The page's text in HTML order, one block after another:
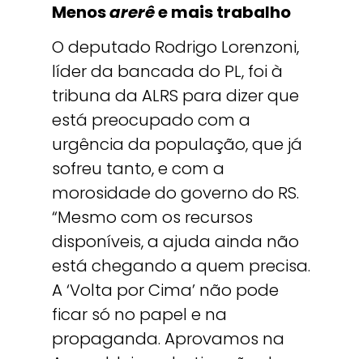
Menosarerêe mais trabalho
O deputado Rodrigo Lorenzoni,
líder da bancada do PL, foi à
tribuna da ALRS para dizer que
está preocupado com a
urgência da população, que já
sofreu tanto, e com a
morosidade do governo do RS.
“Mesmo com os recursos
disponíveis, a ajuda ainda não
está chegando a quem precisa.
A ‘Volta por Cima’ não pode
ficar só no papel e na
propaganda. Aprovamos na